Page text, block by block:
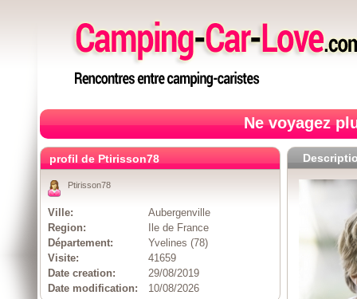
Ne voyagez
profil de Ptirisson78
Ptirisson78
Ville:
Aubergenville
Region:
Ile de France
Département:
Yvelines (78)
Visite:
41659
Date creation:
29/08/2019
Date modification:
10/08/2026